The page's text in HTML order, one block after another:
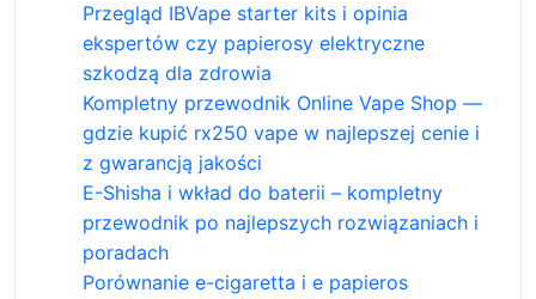
Przegląd IBVape starter kits i opinia
ekspertów czy papierosy elektryczne
szkodzą dla zdrowia
Kompletny przewodnik Online Vape Shop —
gdzie kupić rx250 vape w najlepszej cenie i
z gwarancją jakości
E-Shisha i wkład do baterii – kompletny
przewodnik po najlepszych rozwiązaniach i
poradach
Porównanie e-cigaretta i e papieros